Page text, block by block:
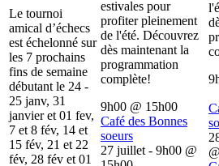
Le tournoi
amical d’échecs
est échelonné sur
les 7 prochains
fins de semaine
débutant le 24 -
25 janv, 31
janvier et 01 fev,
7 et 8 fév, 14 et
15 fév, 21 et 22
fév, 28 fév et 01
estivales pour
profiter pleinement
de l'été. Découvrez
dès maintenant la
programmation
complète!
9h00 @ 15h00
Café des Bonnes
soeurs
27 juillet - 9h00 @
@